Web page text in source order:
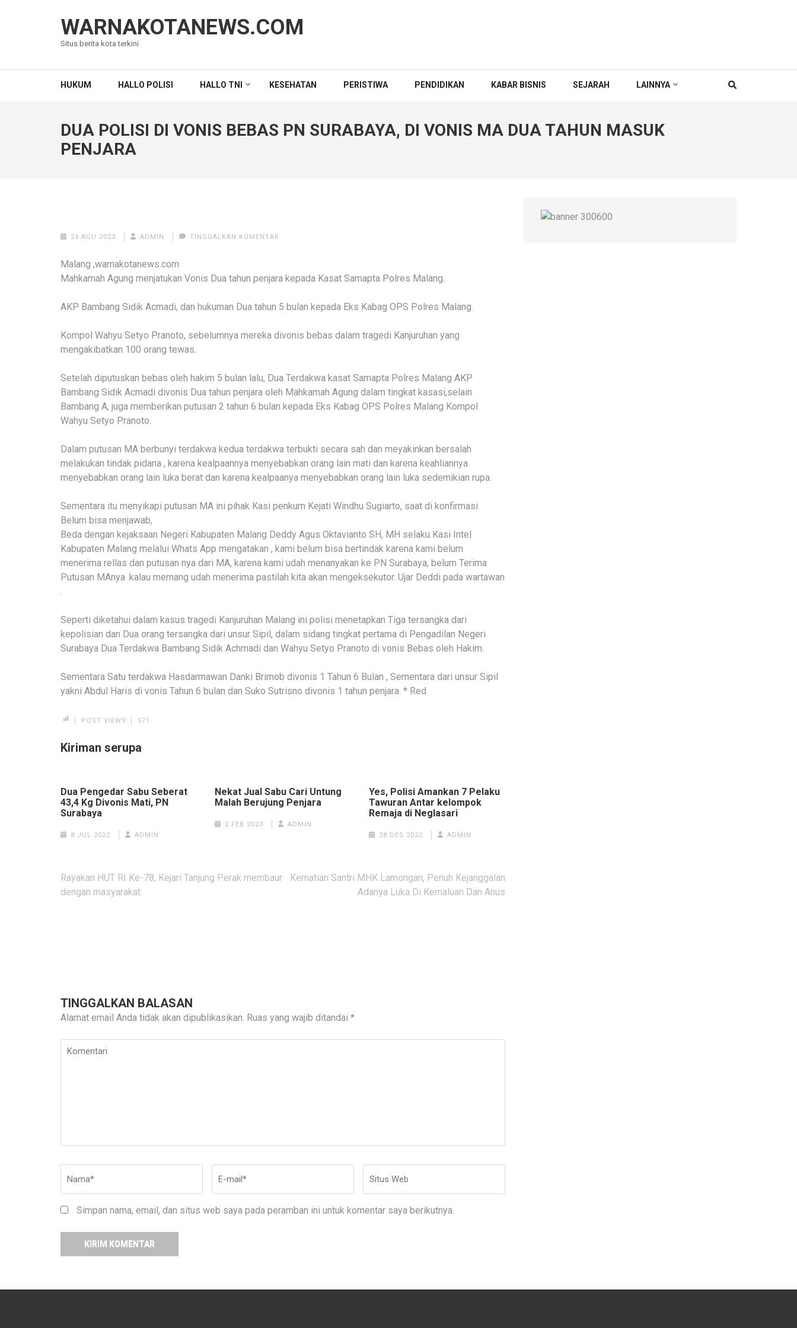
WARNAKOTANEWS.COM
Situs berita kota terkini
HUKUM HALLO POLISI HALLO TNI KESEHATAN PERISTIWA PENDIDIKAN KABAR BISNIS SEJARAH LAINNYA
DUA POLISI DI VONIS BEBAS PN SURABAYA, DI VONIS MA DUA TAHUN MASUK
PENJARA
24 AGU 2023 ADMIN TINGGALKAN KOMENTAR
Malang ,warnakotanews.com
Mahkamah Agung menjatukan Vonis Dua tahun penjara kepada Kasat Samapta Polres Malang.
AKP Bambang Sidik Acmadi, dan hukuman Dua tahun 5 bulan kepada Eks Kabag OPS Polres Malang.
Kompol Wahyu Setyo Pranoto, sebelumnya mereka divonis bebas dalam tragedi Kanjuruhan yang
mengakibatkan 100 orang tewas.
Setelah diputuskan bebas oleh hakim 5 bulan lalu, Dua Terdakwa kasat Samapta Polres Malang AKP
Bambang Sidik Acmadi divonis Dua tahun penjara oleh Mahkamah Agung dalam tingkat kasasi,selain
Bambang A, juga memberikan putusan 2 tahun 6 bulan kepada Eks Kabag OPS Polres Malang Kompol
Wahyu Setyo Pranoto.
Dalam putusan MA berbunyi terdakwa kedua terdakwa terbukti secara sah dan meyakinkan bersalah
melakukan tindak pidana , karena kealpaannya menyebabkan orang lain mati dan karena keahliannya
menyebabkan orang lain luka berat dan karena kealpaanya menyebabkan orang lain luka sedemikian rupa.
Sementara itu menyikapi putusan MA ini pihak Kasi penkum Kejati Windhu Sugiarto, saat di konfirmasi
Belum bisa menjawab,
Beda dengan kejaksaan Negeri Kabupaten Malang Deddy Agus Oktavianto SH, MH selaku Kasi Intel
Kabupaten Malang melalui Whats App mengatakan , kami belum bisa bertindak karena kami belum
menerima rellas dan putusan nya dari MA, karena kami udah menanyakan ke PN Surabaya, belum Terima
Putusan MAnya .kalau memang udah menerima pastilah kita akan mengeksekutor. Ujar Deddi pada wartawan
Seperti diketahui dalam kasus tragedi Kanjuruhan Malang ini polisi menetapkan Tiga tersangka dari
kepolisian dan Dua orang tersangka dari unsur Sipil, dalam sidang tingkat pertama di Pengadilan Negeri
Surabaya Dua Terdakwa Bambang Sidik Achmadi dan Wahyu Setyo Pranoto di vonis Bebas oleh Hakim.
Sementara Satu terdakwa Hasdarmawan Danki Brimob divonis 1 Tahun 6 Bulan , Sementara dari unsur Sipil
yakni Abdul Haris di vonis Tahun 6 bulan dan Suko Sutrisno divonis 1 tahun penjara. * Red
POST VIEWS: 571
Kiriman serupa
Dua Pengedar Sabu Seberat
43,4 Kg Divonis Mati, PN
Surabaya
8 JUL 2022 ADMIN
Nekat Jual Sabu Cari Untung
Malah Berujung Penjara
2 FEB 2023 ADMIN
Yes, Polisi Amankan 7 Pelaku
Tawuran Antar kelompok
Remaja di Neglasari
28 DES 2022 ADMIN
Navigasi
pos
Rayakan HUT RI Ke-78, Kejari Tanjung Perak membaur
dengan masyarakat
Kematian Santri MHK Lamongan, Penuh Kejanggalan
Adanya Luka Di Kemaluan Dan Anus
TINGGALKAN BALASAN
Alamat email Anda tidak akan dipublikasikan. Ruas yang wajib ditandai *
Komentari
mail*
Web
Simpan nama, email, dan situs web saya pada peramban ini untuk komentar saya berikutnya.